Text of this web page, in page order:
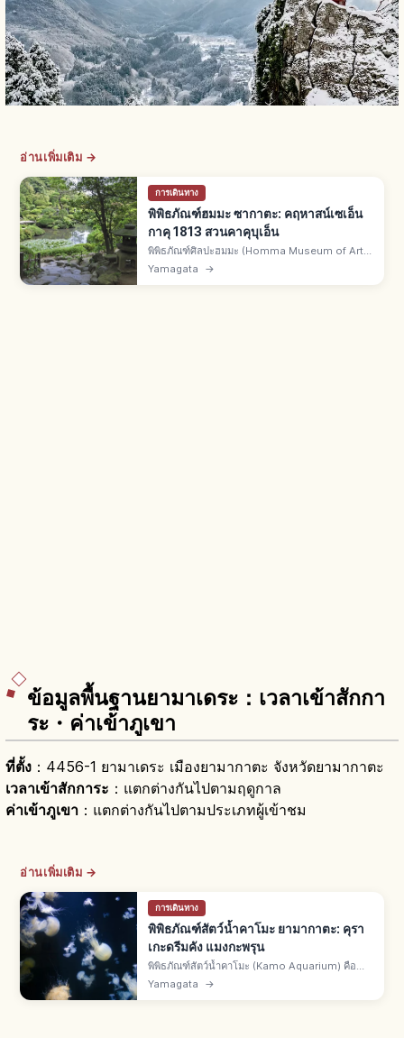
อ่านเพิ่มเติม →
การเดินทาง
พิพิธภัณฑ์ฮมมะ ซากาตะ: คฤหาสน์เซเอ็น
กาคุ 1813 สวนคาคุบุเอ็น
พิพิธภัณฑ์ศิลปะฮมมะ (Homma Museum of Art)
คือพิพิธภัณฑ์เอกชนซากาตะ จ.ยามากาตะ เปิดปี
1947 รวมคอลเลกชันตระกูลฮมมะ คฤหาสน์เซเอ็น
Yamagata →
ข้อมูลพื้นฐานยามาเดระ：เวลาเข้าสักกา
ระ・ค่าเข้าภูเขา
ที่ตั้ง ：4456-1 ยามาเดระ เมืองยามากาตะ จังหวัดยามากาตะ
เวลาเข้าสักการะ ：แตกต่างกันไปตามฤดูกาล
ค่าเข้าภูเขา ：แตกต่างกันไปตามประเภทผู้เข้าชม
อ่านเพิ่มเติม →
การเดินทาง
พิพิธภัณฑ์สัตว์น้ำคาโมะ ยามากาตะ: คุรา
เกะดรีมคัง แมงกะพรุน
พิพิธภัณฑ์สัตว์น้ำคาโมะ (Kamo Aquarium) คือ
พิพิธภัณฑ์สึรุโอกะ จ.ยามากาตะ ฉายา คุราเกะ
ดรีมคัง แสดงแมงกะพรุนเป็นหลัก ตู้คุราเกะดรีม
Yamagata →